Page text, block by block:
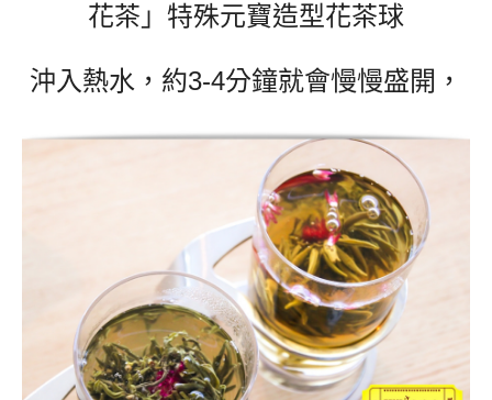
花茶」特殊元寶造型花茶球
沖入熱水，約3-4分鐘就會慢慢盛開，